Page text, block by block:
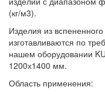
(кг/м3).
Изделия из
изготавливаются по
нашем оборудовании
1200х1400 мм.
Область применения: